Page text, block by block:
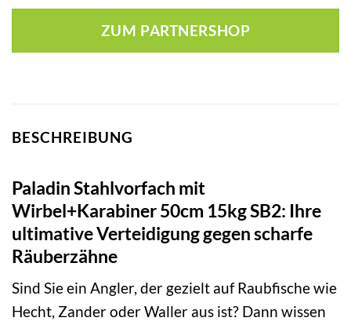
war:
1,95 €
ist:
1,90 €.
ZUM PARTNERSHOP
BESCHREIBUNG
Paladin Stahlvorfach mit
Wirbel+Karabiner 50cm 15kg SB2: Ihre
ultimative Verteidigung gegen scharfe
Räuberzähne
Sind Sie ein Angler, der gezielt auf Raubfische wie
Hecht, Zander oder Waller aus ist? Dann wissen